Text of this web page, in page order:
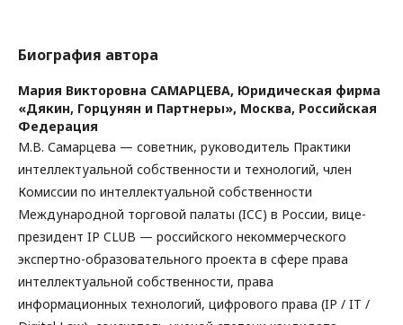
Биография автора
Мария Викторовна САМАРЦЕВА, Юридическая фирма
«Дякин, Горцунян и Партнеры», Москва, Российская
Федерация
М.В. Самарцева — советник, руководитель Практики
интеллектуальной собственности и технологий, член
Комиссии по интеллектуальной собственности
Международной торговой палаты (ICC) в России, вице-
президент IP CLUB — российского некоммерческого
экспертно-образовательного проекта в сфере права
интеллектуальной собственности, права
информационных технологий, цифрового права (IP / IT /